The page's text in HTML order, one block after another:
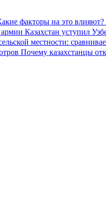
факторы на это влияют?
Казахстан уступил
местности:
Почему казахстанцы